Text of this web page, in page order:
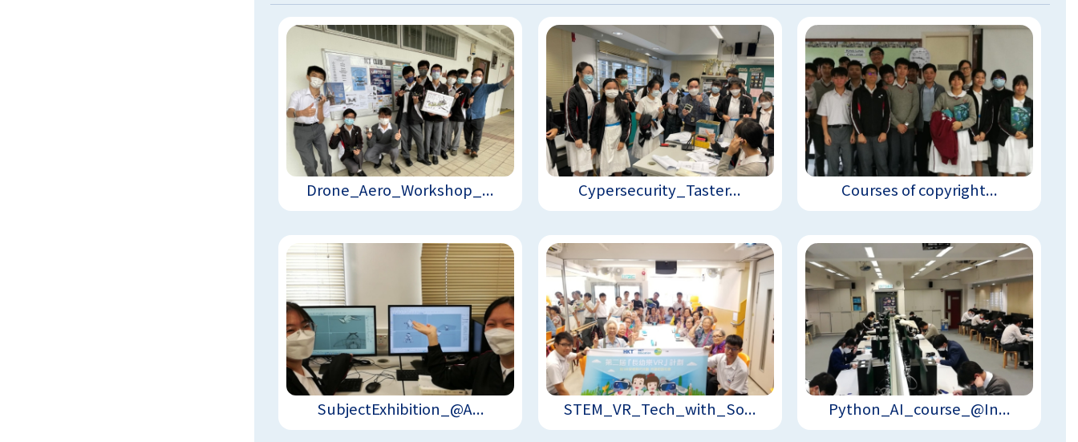
Drone_Aero_Workshop_... Cypersecurity_Taster... Courses of copyright...
SubjectExhibition_@A... STEM_VR_Tech_with_So... Python_AI_course_@In...